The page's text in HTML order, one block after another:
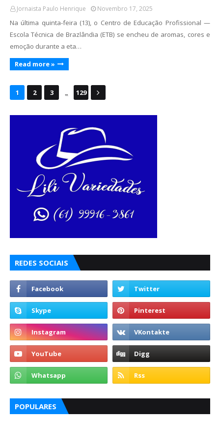
Jornaista Paulo Henrique Novembro 17, 2025
Na última quinta-feira (13), o Centro de Educação Profissional —
Escola Técnica de Brazlândia (ETB) se encheu de aromas, cores e
emoção durante a eta…
Read more »
1 2 3 ... 129
REDES SOCIAIS
POPULARES